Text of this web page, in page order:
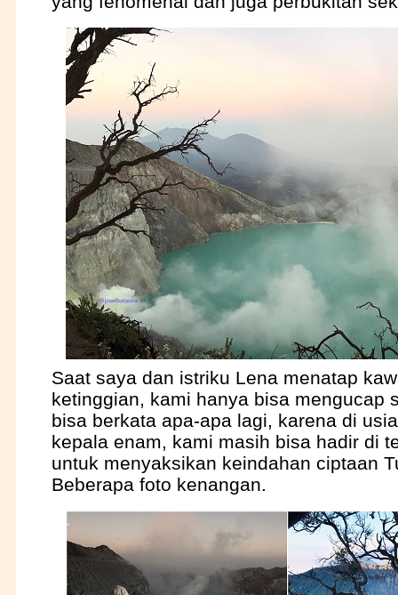
Saat saya dan istriku Lena menatap
ketinggian, kami hanya bisa mengucap
bisa berkata apa-apa lagi, karena di
kepala enam, kami masih bisa hadir di
untuk menyaksikan keindahan ciptaan
Beberapa foto kenangan.